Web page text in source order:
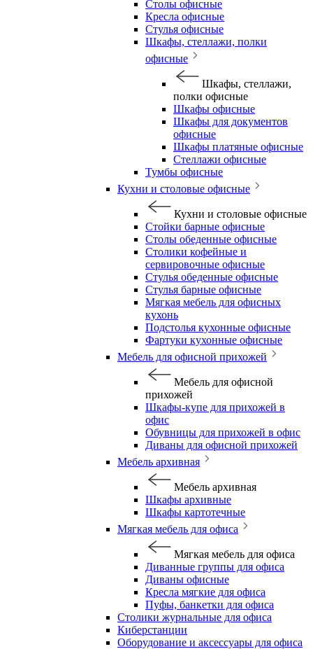
Столы офисные
Кресла офисные
Стулья офисные
Шкафы, стеллажи, полки
офисные
Шкафы, стеллажи,
полки офисные
Шкафы офисные
Шкафы для документов
офисные
Шкафы платяные офисные
Стеллажи офисные
Тумбы офисные
Кухни и столовые офисные
Кухни и столовые офисные
Стойки барные офисные
Столы обеденные офисные
Столики кофейные и
сервировочные офисные
Стулья обеденные офисные
Стулья барные офисные
Мягкая мебель для офисных
кухонь
Подстолья кухонные офисные
Фартуки кухонные офисные
Мебель для офисной прихожей
Мебель для офисной
прихожей
Шкафы-купе для прихожей в
офис
Обувницы для прихожей в офис
Диваны для офисной прихожей
Мебель архивная
Мебель архивная
Шкафы архивные
Шкафы картотечные
Мягкая мебель для офиса
Мягкая мебель для офиса
Диванные группы для офиса
Диваны офисные
Кресла мягкие для офиса
Пуфы, банкетки для офиса
Столики журнальные для офиса
Киберстанции
Оборудование и аксессуары для офиса